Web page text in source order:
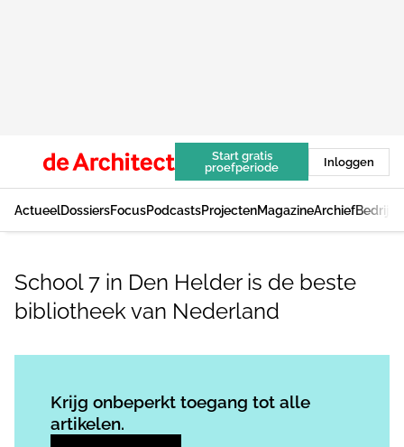
Start gratis
proefperiode
Inloggen
ActueelDossiersFocusPodcastsProjectenMagazineArchief
School 7 in Den Helder is de beste
bibliotheek van Nederland
Krijg onbeperkt toegang tot alle
artikelen.